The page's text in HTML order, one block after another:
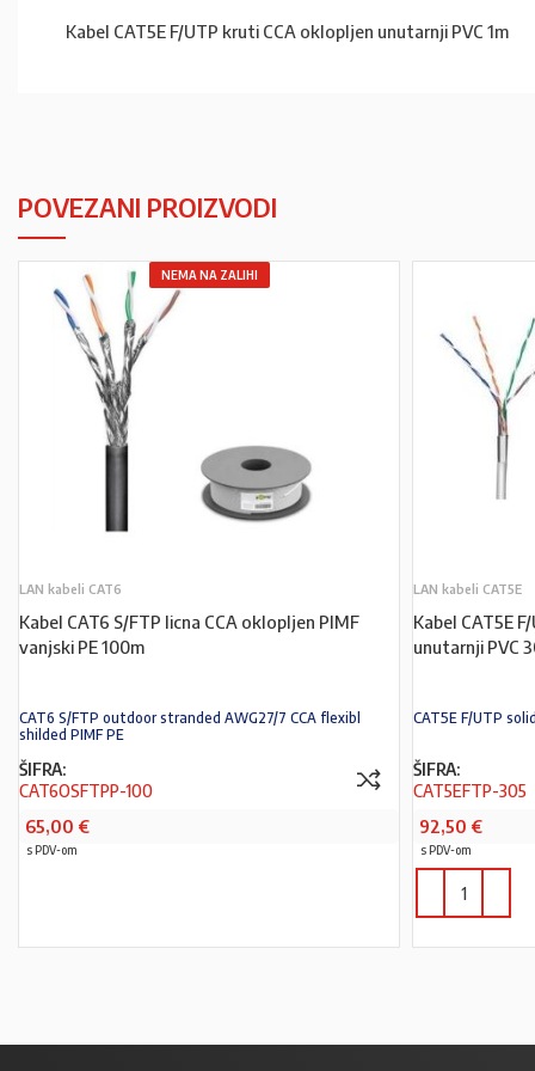
Kabel CAT5E F/UTP kruti CCA oklopljen unutarnji PVC 1m
POVEZANI PROIZVODI
NEMA NA ZALIHI
LAN kabeli CAT6
Kabel CAT6 S/FTP licna CCA oklopljen PIMF
vanjski PE 100m
CAT6 S/FTP outdoor stranded AWG27/7 CCA flexibl
shilded PIMF PE
ŠIFRA:
CAT6OSFTPP-100
65,00 €
s PDV-om
LAN kabeli CAT5E
Kabel CAT5E
unutarnji PVC
CAT5E F/UTP
ŠIFRA:
CAT5EFTP-305
92,50 €
s PDV-om